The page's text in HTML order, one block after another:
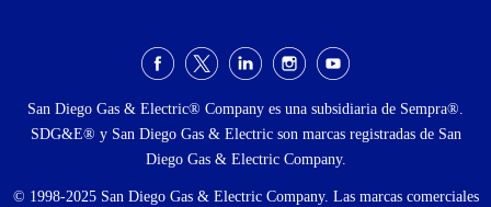
social
San Diego Gas & Electric® Company es una subsidiaria de Sempra®.
SDG&E® y San Diego Gas & Electric son marcas registradas de San
Diego Gas & Electric Company.
© 1998-2025 San Diego Gas & Electric Company. Las marcas comerciales